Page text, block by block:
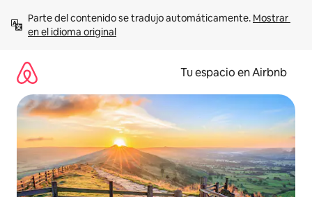
contenido
Parte del contenido se tradujo automáticamente. Mostrar
en el idioma original
Tu espacio en Airbnb